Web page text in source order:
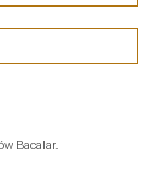
Bacalar.